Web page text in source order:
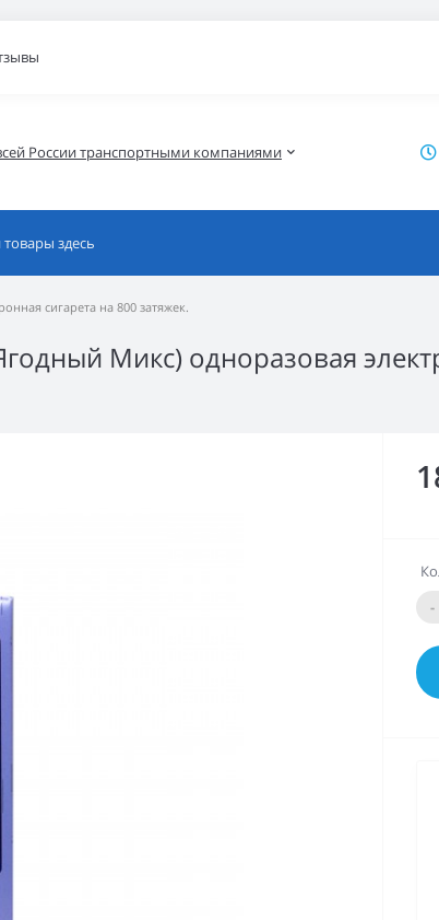
России транспортными компаниями
сигарета на 800 затяжек.
Микс) одноразовая
-